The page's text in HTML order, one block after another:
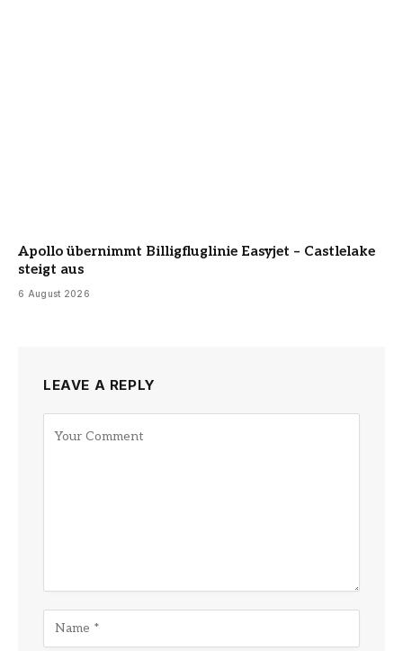
Apollo übernimmt Billigfluglinie Easyjet – Castlelake
steigt aus
6 August 2026
LEAVE A REPLY